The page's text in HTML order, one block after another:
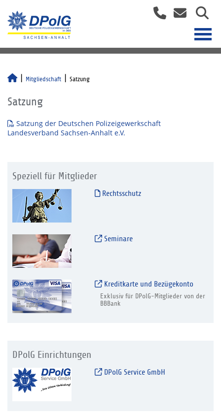
Mitgliedschaft Satzung
Satzung
Satzung der Deutschen Polizeigewerkschaft
Landesverband Sachsen-Anhalt e.V.
Speziell für Mitglieder
Rechtsschutz
Seminare
Kreditkarte und Bezügekonto
Exklusiv für DPolG-Mitglieder von der
BBBank
DPolG Einrichtungen
DPolG Service GmbH